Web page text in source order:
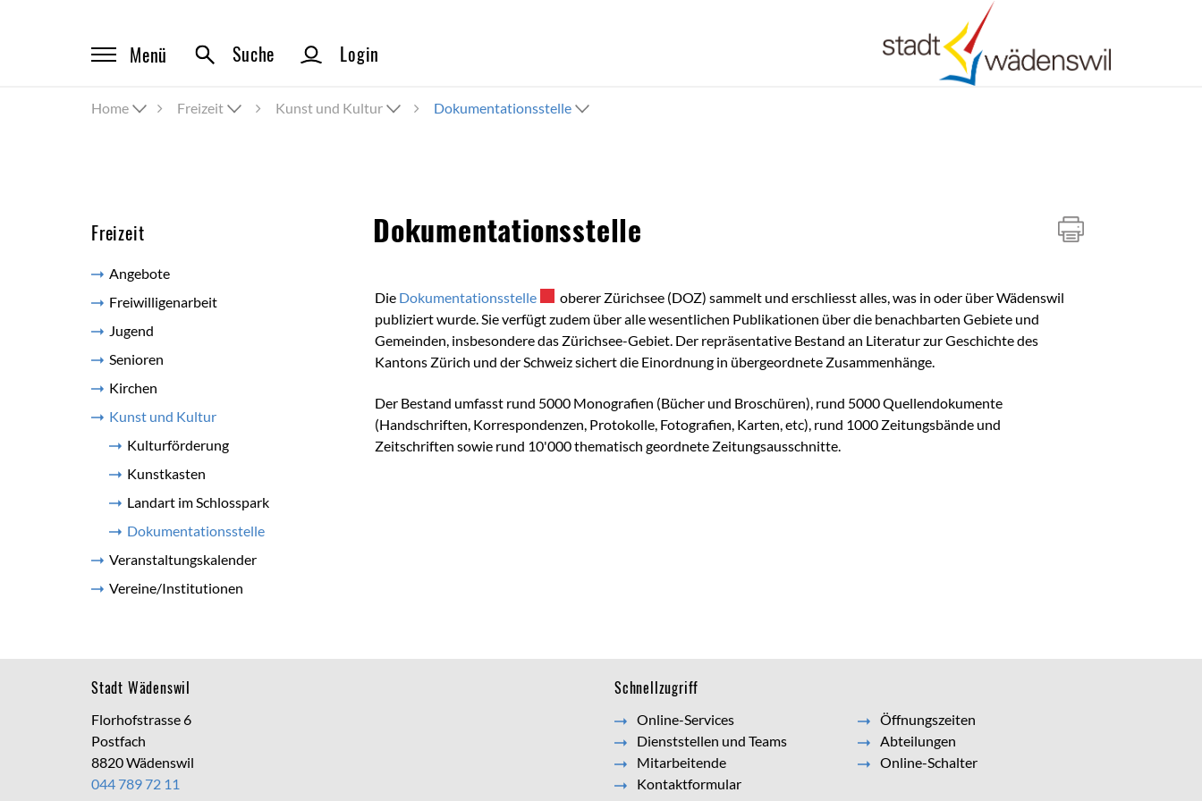
Menü Suche Login
Home Freizeit Kunst und Kultur Dokumentationsstelle
Freizeit
Angebote
Freiwilligenarbeit
Jugend
Senioren
Kirchen
Kunst und Kultur
Kulturförderung
Kunstkasten
Landart im Schlosspark
Dokumentationsstelle
Veranstaltungskalender
Vereine/Institutionen
Inhalt
Dokumentationsstelle
Die Dokumentationsstelle Externer Link wird in einem neuen Fenster geöffnet.
oberer Zürichsee (DOZ) sammelt und erschliesst alles, was in oder über Wädenswil
publiziert wurde. Sie verfügt zudem über alle wesentlichen Publikationen über die benachbarten Gebiete und
Gemeinden, insbesondere das Zürichsee-Gebiet. Der repräsentative Bestand an Literatur zur Geschichte des
Kantons Zürich und der Schweiz sichert die Einordnung in übergeordnete Zusammenhänge.
Der Bestand umfasst rund 5000 Monografien (Bücher und Broschüren), rund 5000 Quellendokumente
(Handschriften, Korrespondenzen, Protokolle, Fotografien, Karten, etc), rund 1000 Zeitungsbände und
Zeitschriften sowie rund 10'000 thematisch geordnete Zeitungsausschnitte.
Stadt Wädenswil
Florhofstrasse 6
Postfach
8820 Wädenswil
044 789 72 11
Schnellzugriff
Online-Services
Öffnungszeiten
Dienststellen und Teams
Abteilungen
Mitarbeitende
Online-Schalter
Kontaktformular